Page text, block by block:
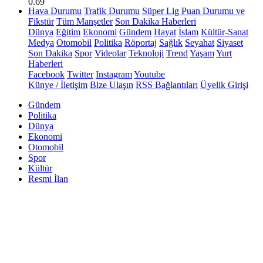
Hava Durumu Trafik Durumu Süper Lig Puan Durumu ve
Fikstür Tüm Manşetler Son Dakika Haberleri
Dünya Eğitim Ekonomi Gündem Hayat İslam Kültür-Sanat
Medya Otomobil Politika Röportaj Sağlık Seyahat Siyaset
Son Dakika Spor Videolar Teknoloji Trend YaşamYurt
Haberleri
Facebook Twitter InstagramYoutube
Künye / İletişim Bize Ulaşın RSS Bağlantıları Üyelik Girişi
Gündem
Politika
Dünya
Ekonomi
Otomobil
Spor
Kültür
Resmi İlan